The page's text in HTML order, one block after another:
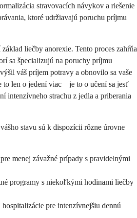
stravovacích návykov a riešenie
ktoré udržiavajú poruchu príjmu
liečby anorexie. Tento proces zahŕňa
sa špecializujú na poruchy príjmu
váš príjem potravy a obnovilo sa vaše
len o jedení viac – je to o učení sa jesť
intenzívneho strachu z jedla a priberania
stavu sú k dispozícii rôzne úrovne
menej závažné prípady s pravidelnými
programy s niekoľkými hodinami liečby
pre intenzívnejšiu dennú